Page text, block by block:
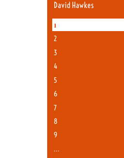
David Hawkes
1
2
3
4
5
6
7
8
9
…